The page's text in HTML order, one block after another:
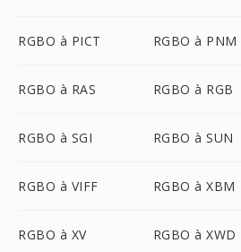
RGBO à PICT RGBO à PNM
RGBO à RAS RGBO à RGB
RGBO à SGI RGBO à SUN
RGBO à VIFF RGBO à XBM
RGBO à XV RGBO à XWD